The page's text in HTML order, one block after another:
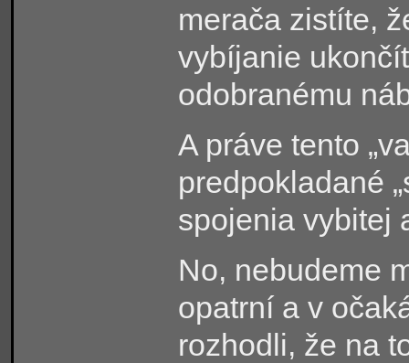
merača zistíte,
vybíjanie
odobranému
A práve tento
predpokladané
spojenia vybitej
No, nebudeme
opatrní a v
rozhodli, že na